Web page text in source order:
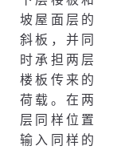
坡屋面层的
斜板，并同
时承担两层
楼板传来的
荷载。在两
层同样位置
输入同样的